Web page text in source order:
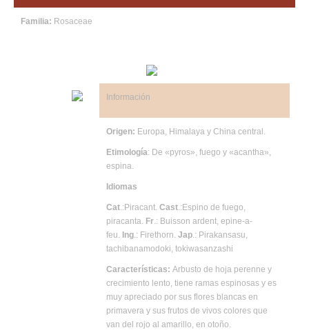
Familia: Rosaceae
Información
Origen: Europa, Himalaya y China central.
Etimología: De «pyros», fuego y «acantha»,
espina.
Idiomas
Cat .:Piracant. Cast .:Espino de fuego,
piracanta. Fr .: Buisson ardent, epine-a-
feu. Ing .: Firethorn. Jap .: Pirakansasu,
tachibanamodoki, tokiwasanzashi
Características: Arbusto de hoja perenne y
crecimiento lento, tiene ramas espinosas y es
muy apreciado por sus flores blancas en
primavera y sus frutos de vivos colores que
van del rojo al amarillo, en otoño.